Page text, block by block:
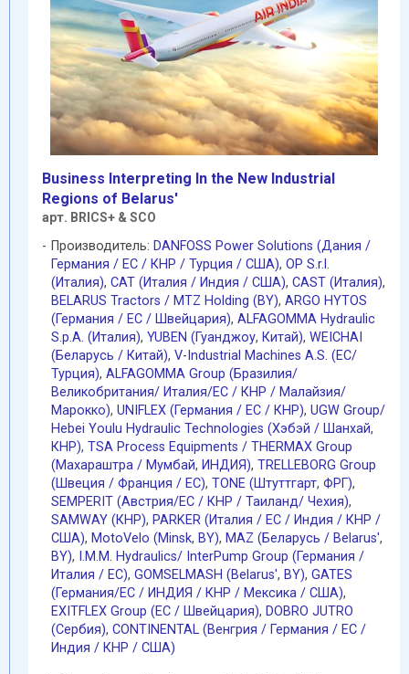
Business Interpreting In the New Industrial
Regions of Belarus'
арт. BRICS+ & SCO
Производитель: DANFOSS Power Solutions (Дания /
Германия / EC / КНР / Турция / США), OP S.r.l.
(Италия), CAT (Италия / Индия / США), CAST (Италия),
BELARUS Tractors / MTZ Holding (BY), ARGO HYTOS
(Германия / EC / Швейцария), ALFAGOMMA Hydraulic
S.p.A. (Италия), YUBEN (Гуанджоу, Китай), WEICHAI
(Беларусь / Китай), V-Industrial Machines A.S. (EC/
Турция), ALFAGOMMA Group (Бразилия/
Великобритания/ Италия/ЕС / КНР / Малайзия/
Марокко), UNIFLEX (Германия / EC / КНР), UGW Group/
Hebei Youlu Hydraulic Technologies (Хэбэй / Шанхай,
КНР), TSA Process Equipments / THERMAX Group
(Махараштра / Мумбай, ИНДИЯ), TRELLEBORG Group
(Швеция / Франция / ЕС), TONE (Штуттгарт, ФРГ),
SEMPERIT (Австрия/ЕС / КНР / Таиланд/ Чехия),
SAMWAY (КНР), PARKER (Италия / ЕС / Индия / КНР /
США), MotoVelo (Minsk, BY), MAZ (Беларусь / Belarus',
BY), I.M.M. Hydraulics/ InterPump Group (Германия /
Италия / ЕС), GOMSELMASH (Belarus', BY), GATES
(Германия/EC / ИНДИЯ / КНР / Мексика / США),
EXITFLEX Group (ЕС / Швейцария), DOBRO JUTRO
(Сербия), CONTINENTAL (Венгрия / Германия / ЕС /
Индия / КНР / США)